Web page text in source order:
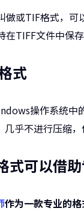
做或TIF格式，可
TIFF文件中保
式
操作系统中
几乎不进行压缩
式可以借
作为一款专业的